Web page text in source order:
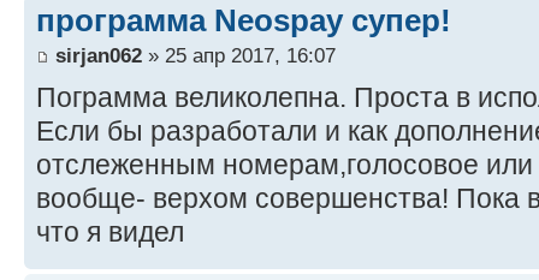
программа Neospay супер!
sirjan062 » 25 апр 2017, 16:07
Пограмма великолепна. Проста в
Если бы разработали и как
отслеженным номерам,голосовое
вообще- верхом совершенства! Пока
что я видел